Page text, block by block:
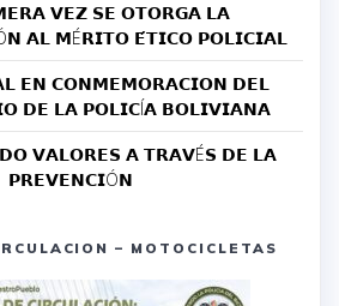
𝗩𝗘𝗭 𝗦𝗘 𝗢𝗧𝗢𝗥𝗚𝗔 𝗟𝗔
𝗔𝗟 𝗠É𝗥𝗜𝗧𝗢 𝗘́𝗧𝗜𝗖𝗢 𝗣𝗢𝗟𝗜𝗖𝗜𝗔𝗟
𝗘𝗡 𝗖𝗢𝗡𝗠𝗘𝗠𝗢𝗥𝗔𝗖𝗜𝗢𝗡 𝗗𝗘𝗟
𝗗𝗘 𝗟𝗔 𝗣𝗢𝗟𝗜𝗖Í𝗔 𝗕𝗢𝗟𝗜𝗩𝗜𝗔𝗡𝗔
𝗩𝗔𝗟𝗢𝗥𝗘𝗦 𝗔 𝗧𝗥𝗔𝗩É𝗦 𝗗𝗘 𝗟𝗔
𝗣𝗥𝗘𝗩𝗘𝗡𝗖𝗜Ó𝗡
– MOTOCICLETAS